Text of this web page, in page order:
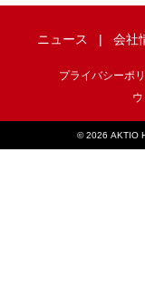
ニュース 会社
プライバシーポ
©2026 AKTIO